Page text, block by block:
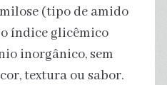
(tipo de amido
índice glicêmico
inorgânico, sem
textura ou sabor.